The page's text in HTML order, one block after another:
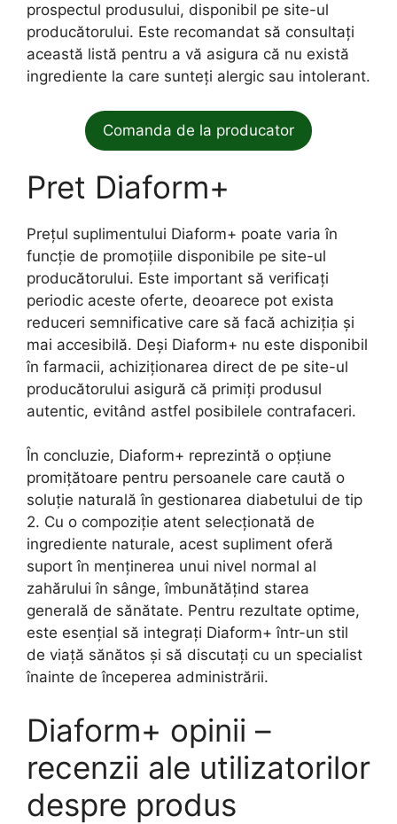
prospectul produsului, disponibil pe site-ul
producătorului. Este recomandat să consultați
această listă pentru a vă asigura că nu există
ingrediente la care sunteți alergic sau intolerant.
Comanda de la producator
Pret Diaform+
Prețul suplimentului Diaform+ poate varia în
funcție de promoțiile disponibile pe site-ul
producătorului. Este important să verificați
periodic aceste oferte, deoarece pot exista
reduceri semnificative care să facă achiziția și
mai accesibilă. Deși Diaform+ nu este disponibil
în farmacii, achiziționarea direct de pe site-ul
producătorului asigură că primiți produsul
autentic, evitând astfel posibilele contrafaceri.
În concluzie, Diaform+ reprezintă o opțiune
promițătoare pentru persoanele care caută o
soluție naturală în gestionarea diabetului de tip
2. Cu o compoziție atent selecționată de
ingrediente naturale, acest supliment oferă
suport în menținerea unui nivel normal al
zahărului în sânge, îmbunătățind starea
generală de sănătate. Pentru rezultate optime,
este esențial să integrați Diaform+ într-un stil
de viață sănătos și să discutați cu un specialist
înainte de începerea administrării.
Diaform+ opinii –
recenzii ale utilizatorilor
despre produs